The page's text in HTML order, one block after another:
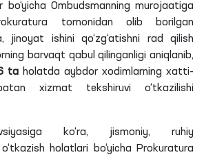
Ombudsmanning murojaatiga
tomonidan olib borilgan
jinoyat ishini qo‘zg‘atishni rad qilish
barvaqt qabul qilinganligi aniqlanib,
ta holatda aybdor xodimlarning xatti-
xizmat tekshiruvi o‘tkazilishi
ko‘ra, jismoniy, ruhiy
holatlari bo‘yicha Prokuratura